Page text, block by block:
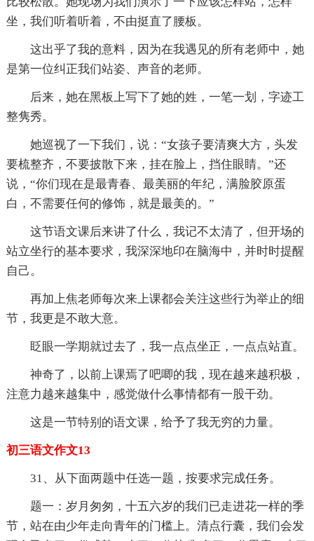
坐，我们听着听着，不由挺直了腰板。
这出乎了我的意料，因为在我遇见的所有老师中，她
是第一位纠正我们站姿、声音的老师。
后来，她在黑板上写下了她的姓，一笔一划，字迹工
整隽秀。
她巡视了一下我们，说：“女孩子要清爽大方，头发
要梳整齐，不要披散下来，挂在脸上，挡住眼睛。”还
说，“你们现在是最青春、最美丽的年纪，满脸胶原蛋
白，不需要任何的修饰，就是最美的。”
这节语文课后来讲了什么，我记不太清了，但开场的
站立坐行的基本要求，我深深地印在脑海中，并时时提醒
自己。
再加上焦老师每次来上课都会关注这些行为举止的细
节，我更是不敢大意。
眨眼一学期就过去了，我一点点坐正，一点点站直。
神奇了，以前上课焉了吧唧的我，现在越来越积极，
注意力越来越集中，感觉做什么事情都有一股干劲。
这是一节特别的语文课，给予了我无穷的力量。
初三语文作文13
31、从下面两题中任选一题，按要求完成任务。
题一：岁月匆匆，十五六岁的我们已走进花一样的季
节，站在由少年走向青年的门槛上。清点行囊，我们会发